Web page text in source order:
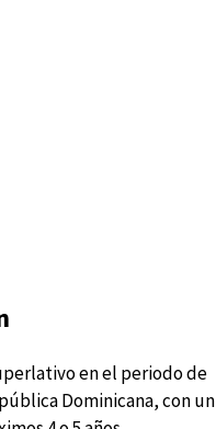
en el periodo de
Dominicana, con un